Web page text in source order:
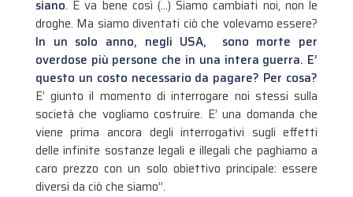
siano. E va bene così (…) Siamo cambiati noi, non le
droghe. Ma siamo diventati ciò che volevamo essere?
In un solo anno, negli USA, sono morte per
overdose più persone che in una intera guerra. E’
questo un costo necessario da pagare? Per cosa?
E’ giunto il momento di interrogare noi stessi sulla
società che vogliamo costruire. E’ una domanda che
viene prima ancora degli interrogativi sugli effetti
delle infinite sostanze legali e illegali che paghiamo a
caro prezzo con un solo obiettivo principale: essere
diversi da ciò che siamo”.